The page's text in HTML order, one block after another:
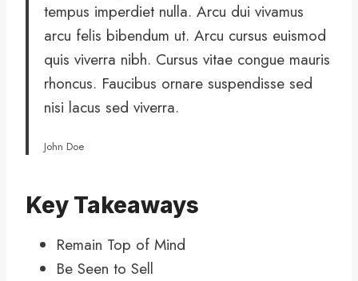
tempus imperdiet nulla. Arcu dui vivamus
arcu felis bibendum ut. Arcu cursus euismod
quis viverra nibh. Cursus vitae congue mauris
rhoncus. Faucibus ornare suspendisse sed
nisi lacus sed viverra.
John Doe
Key Takeaways
Remain Top of Mind
Be Seen to Sell